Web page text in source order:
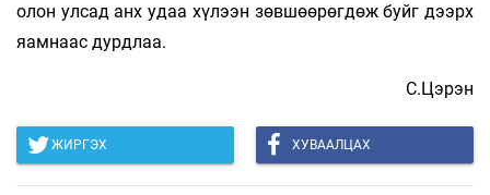
олон улсад анх удаа хүлээн зөвшөөрөгдөж буйг дээрх
яамнаас дурдлаа.
С.Цэрэн
ЖИРГЭХ ХУВААЛЦАХ